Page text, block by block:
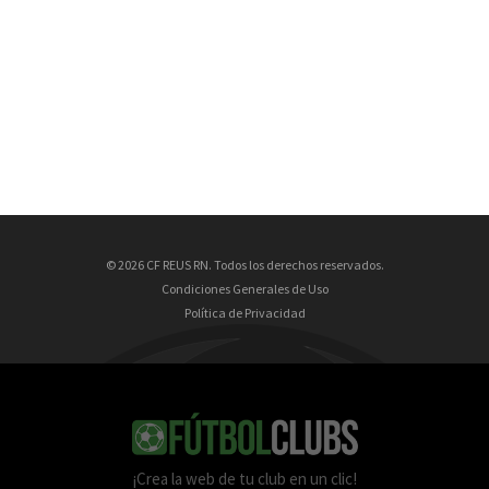
© 2026 CF REUS RN. Todos los derechos reservados.
Condiciones Generales de Uso
Política de Privacidad
¡Crea la web de tu club en un clic!